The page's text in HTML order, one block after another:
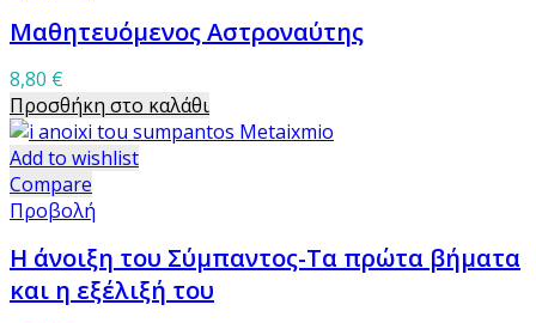
Μαθητευόμενος Αστροναύτης
8,80 €
Προσθήκη στο καλάθι
Add to wishlist
Compare
Προβολή
Η άνοιξη του Σύμπαντος-Τα πρώτα βήματα
και η εξέλιξή του